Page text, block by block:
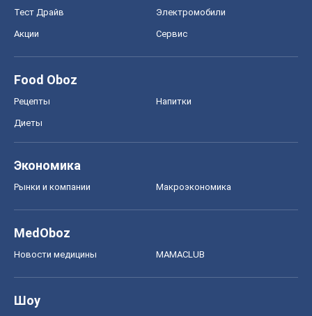
Тест Драйв Электромобили
Акции Сервис
Food Oboz
Рецепты Напитки
Диеты
Экономика
Рынки и компании Mакроэкономика
MedOboz
Новости медицины MAMACLUB
Шоу